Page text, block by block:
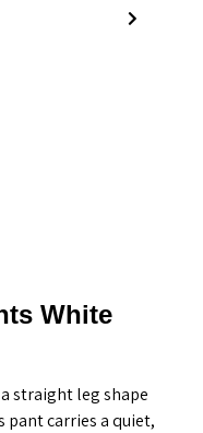
White
straight leg shape
pant carries a quiet,